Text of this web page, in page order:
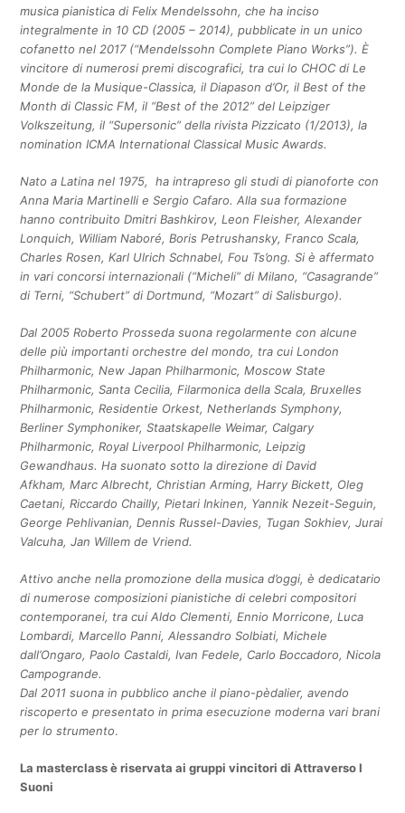
musica pianistica di Felix Mendelssohn, che ha inciso
integralmente in 10 CD (2005 – 2014), pubblicate in un unico
cofanetto nel 2017 (“Mendelssohn Complete Piano Works”). È
vincitore di numerosi premi discografici, tra cui lo CHOC di Le
Monde de la Musique-Classica, il Diapason d’Or, il Best of the
Month di Classic FM, il “Best of the 2012” del Leipziger
Volkszeitung, il “Supersonic” della rivista Pizzicato (1/2013), la
nomination ICMA International Classical Music Awards.
Nato a Latina nel 1975, ha intrapreso gli studi di pianoforte con
Anna Maria Martinelli e Sergio Cafaro. Alla sua formazione
hanno contribuito Dmitri Bashkirov, Leon Fleisher, Alexander
Lonquich, William Naboré, Boris Petrushansky, Franco Scala,
Charles Rosen, Karl Ulrich Schnabel, Fou Ts’ong. Si è affermato
in vari concorsi internazionali (“Micheli” di Milano, “Casagrande”
di Terni, “Schubert” di Dortmund, “Mozart” di Salisburgo).
Dal 2005 Roberto Prosseda suona regolarmente con alcune
delle più importanti orchestre del mondo, tra cui London
Philharmonic, New Japan Philharmonic, Moscow State
Philharmonic, Santa Cecilia, Filarmonica della Scala, Bruxelles
Philharmonic, Residentie Orkest, Netherlands Symphony,
Berliner Symphoniker, Staatskapelle Weimar, Calgary
Philharmonic, Royal Liverpool Philharmonic, Leipzig
Gewandhaus. Ha suonato sotto la direzione di David
Afkham, Marc Albrecht, Christian Arming, Harry Bickett, Oleg
Caetani, Riccardo Chailly, Pietari Inkinen, Yannik Nezeit-Seguin,
George Pehlivanian, Dennis Russel-Davies, Tugan Sokhiev, Jurai
Valcuha, Jan Willem de Vriend.
Attivo anche nella promozione della musica d’oggi, è dedicatario
di numerose composizioni pianistiche di celebri compositori
contemporanei, tra cui Aldo Clementi, Ennio Morricone, Luca
Lombardi, Marcello Panni, Alessandro Solbiati, Michele
dall’Ongaro, Paolo Castaldi, Ivan Fedele, Carlo Boccadoro, Nicola
Campogrande.
Dal 2011 suona in pubblico anche il piano-pèdalier, avendo
riscoperto e presentato in prima esecuzione moderna vari brani
per lo strumento.
La masterclass è riservata ai gruppi vincitori di Attraverso I
Suoni